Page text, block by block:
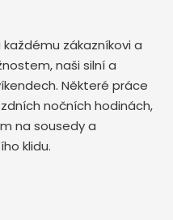
zákazníkovi a
naši silní a
Některé práce
nočních hodinách,
na sousedy a
klidu.